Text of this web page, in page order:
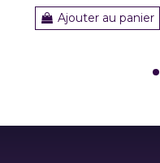
Ajouter au panier